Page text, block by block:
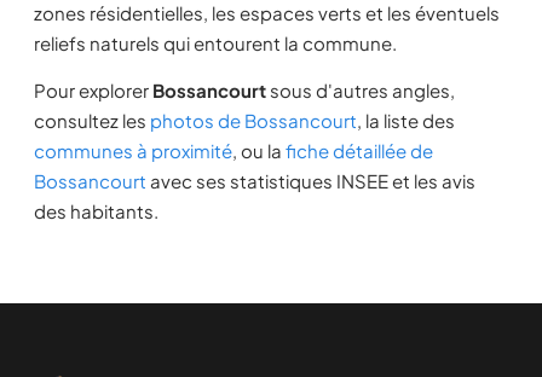
zones résidentielles, les espaces verts et les éventuels
reliefs naturels qui entourent la commune.
Pour explorer Bossancourt sous d'autres angles,
consultez les photos de Bossancourt, la liste des
communes à proximité, ou la fiche détaillée de
Bossancourt avec ses statistiques INSEE et les avis
des habitants.